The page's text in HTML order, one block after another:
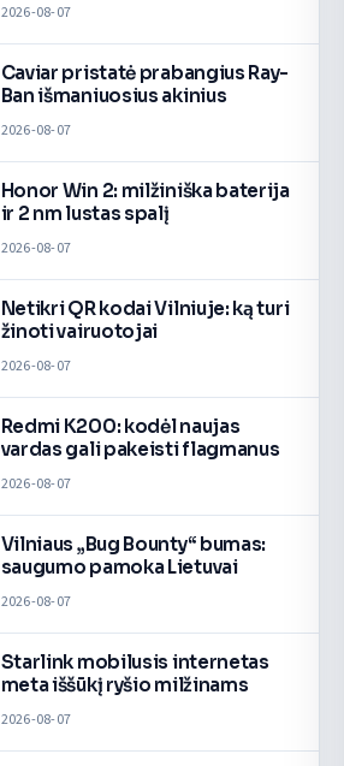
2026-08-07
Caviar pristatė prabangius Ray-
Ban išmaniuosius akinius
2026-08-07
Honor Win 2: milžiniška baterija
ir 2 nm lustas spalį
2026-08-07
Netikri QR kodai Vilniuje: ką turi
žinoti vairuotojai
2026-08-07
Redmi K200: kodėl naujas
vardas gali pakeisti flagmanus
2026-08-07
Vilniaus „Bug Bounty“ bumas:
saugumo pamoka Lietuvai
2026-08-07
Starlink mobilusis internetas
meta iššūkį ryšio milžinams
2026-08-07